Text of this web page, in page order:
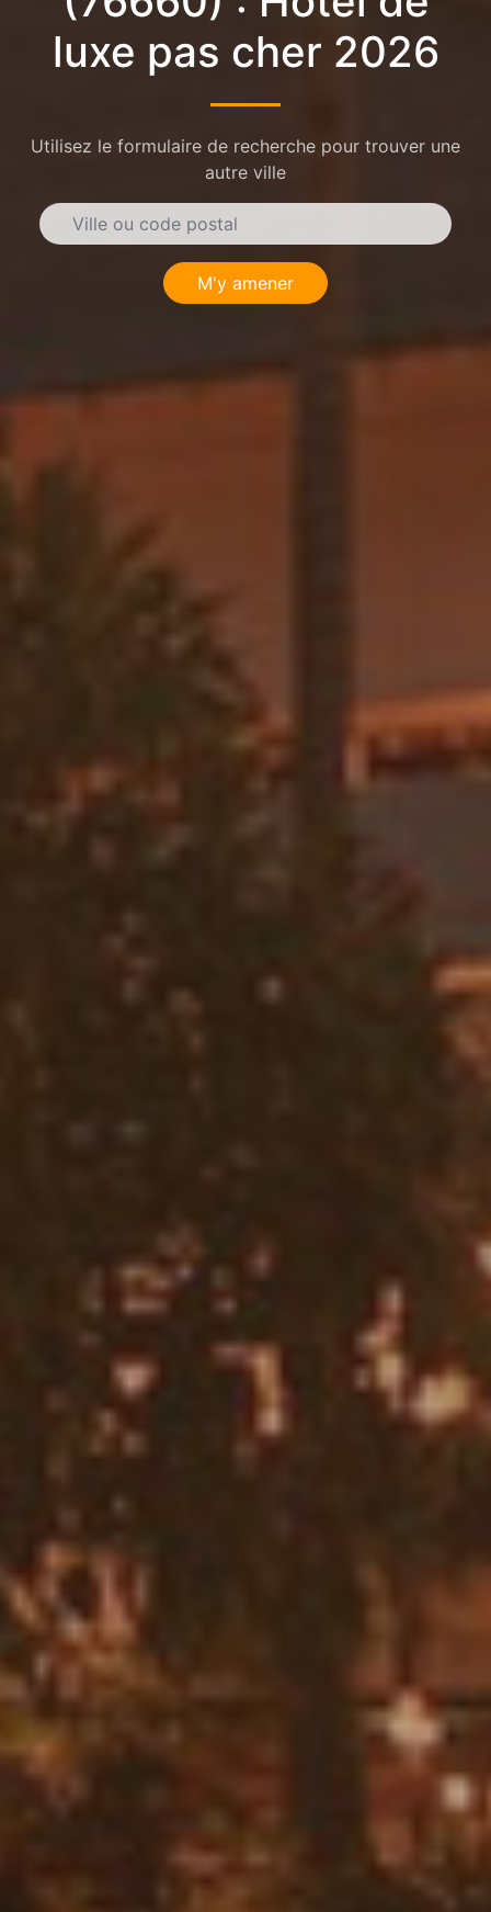
luxe pas cher 2026
Utilisez le formulaire de recherche pour trouver une
autre ville
M'y amener